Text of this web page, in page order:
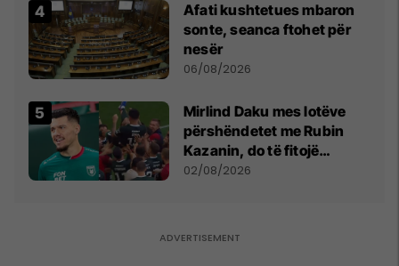
Afati kushtetues mbaron
sonte, seanca ftohet për
nesër
06/08/2026
Mirlind Daku mes lotëve
përshëndetet me Rubin
Kazanin, do të fitojë
miliona te Spartak Moska
02/08/2026